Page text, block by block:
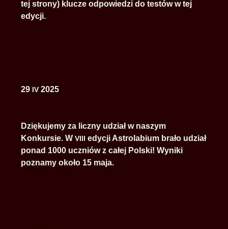
tej strony) klucze odpowiedzi do testów w tej
edycji.
29 IV 2025
Dziękujemy za liczny udział w naszym
Konkursie. W VIII edycji Astrolabium brało udział
ponad 1000 uczniów z całej Polski! Wyniki
poznamy około 15 maja.